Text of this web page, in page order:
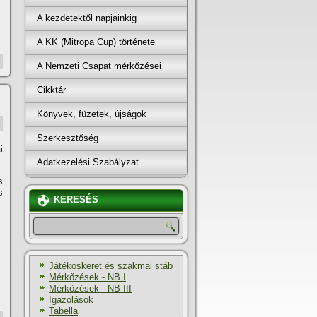
A kezdetektől napjainkig
A KK (Mitropa Cup) története
A Nemzeti Csapat mérkőzései
Cikktár
Könyvek, füzetek, újságok
Szerkesztőség
Adatkezelési Szabályzat
KERESÉS
Játékoskeret és szakmai stáb
Mérkőzések - NB I
Mérkőzések - NB III
Igazolások
Tabella